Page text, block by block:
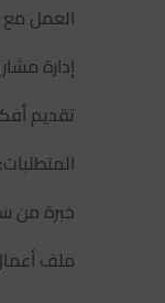
العمل مع
إدارة
تقديم
المتطلبات:
خبرة من
ملف